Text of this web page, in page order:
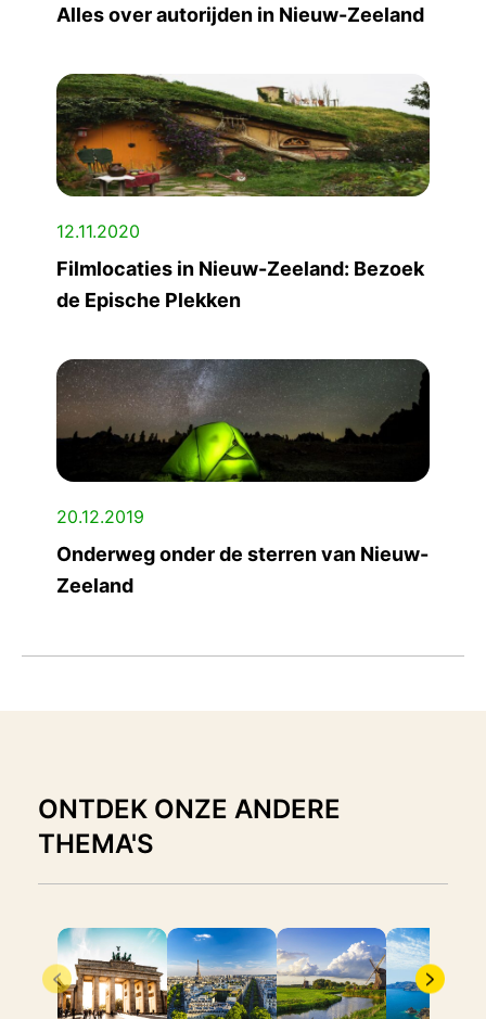
Alles over autorijden in Nieuw-Zeeland
12.11.2020
Filmlocaties in Nieuw-Zeeland: Bezoek
de Epische Plekken
20.12.2019
Onderweg onder de sterren van Nieuw-
Zeeland
ONTDEK ONZE ANDERE
THEMA'S